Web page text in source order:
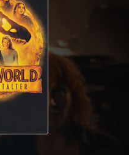
Blog